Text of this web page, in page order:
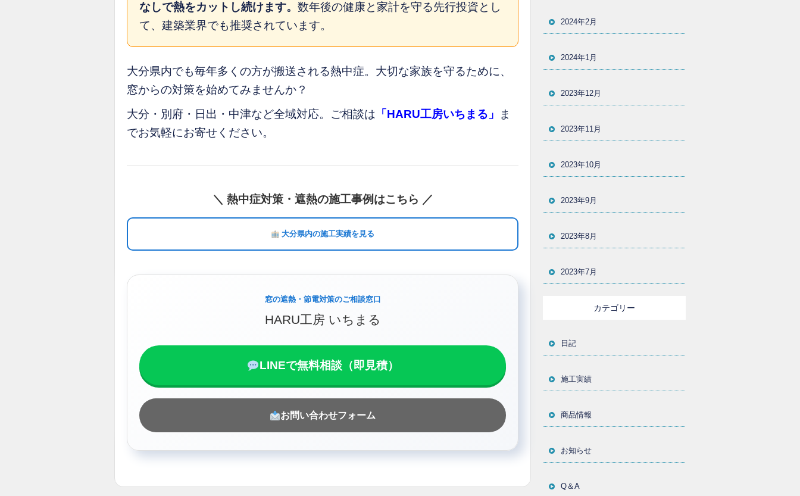
なしで熱をカットし続けます。 数年後の健康と家計を守る先行投資とし
て、建築業界でも推奨されています。
大分県内でも毎年多くの方が搬送される熱中症。大切な家族を守るために、
窓からの対策を始めてみませんか？
大分・別府・日出・中津など全域対応。ご相談は 「HARU工房いちまる」
ま
でお気軽にお寄せください。
＼ 熱中症対策・遮熱の施工事例はこちら ／
大分県内の施工実績を見る
窓の遮熱・節電対策のご相談窓口
HARU工房 いちまる
LINEで無料相談（即見積）
お問い合わせフォーム
2024年2月
2024年1月
2023年12月
2023年11月
2023年10月
2023年9月
2023年8月
2023年7月
カテゴリー
日記
施工実績
商品情報
お知らせ
Q＆A